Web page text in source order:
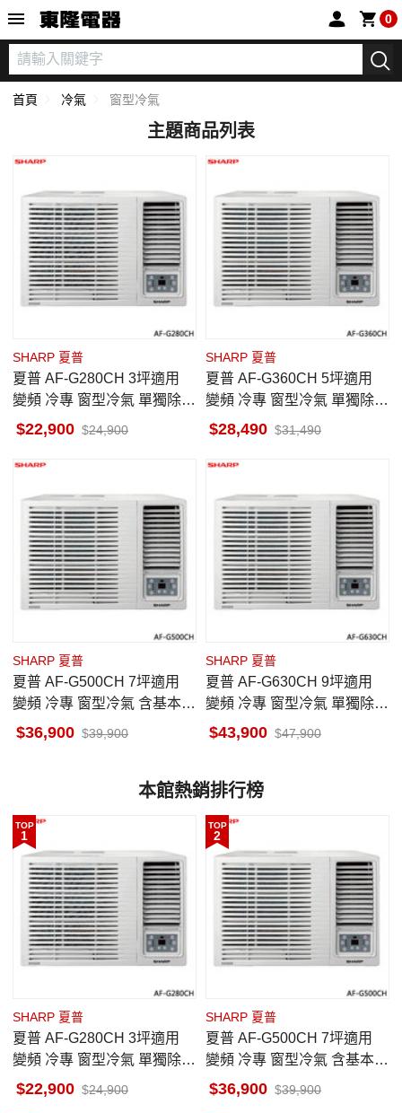
0
首頁 冷氣 窗型冷氣
主題商品列表
SHARP 夏普
夏普 AF-G280CH 3坪適用
變頻 冷專 窗型冷氣 單獨除濕
一級省電 基本安裝
22,900 24,900
SHARP 夏普
夏普 AF-G360CH 5坪適用
變頻 冷專 窗型冷氣 單獨除濕
一級省電 基本安裝
28,490 31,490
SHARP 夏普
夏普 AF-G500CH 7坪適用
變頻 冷專 窗型冷氣 含基本安
裝36,900 39,900
SHARP 夏普
夏普 AF-G630CH 9坪適用
變頻 冷專 窗型冷氣 單獨除濕
一級省電 基本安裝
43,900 47,900
本館熱銷排行榜
TOP
1
SHARP 夏普
夏普 AF-G280CH 3坪適用
變頻 冷專 窗型冷氣 單獨除濕
一級省電 基本安裝
22,900 24,900
TOP
2
SHARP 夏普
夏普 AF-G500CH 7坪適用
變頻 冷專 窗型冷氣 含基本安
裝36,900 39,900